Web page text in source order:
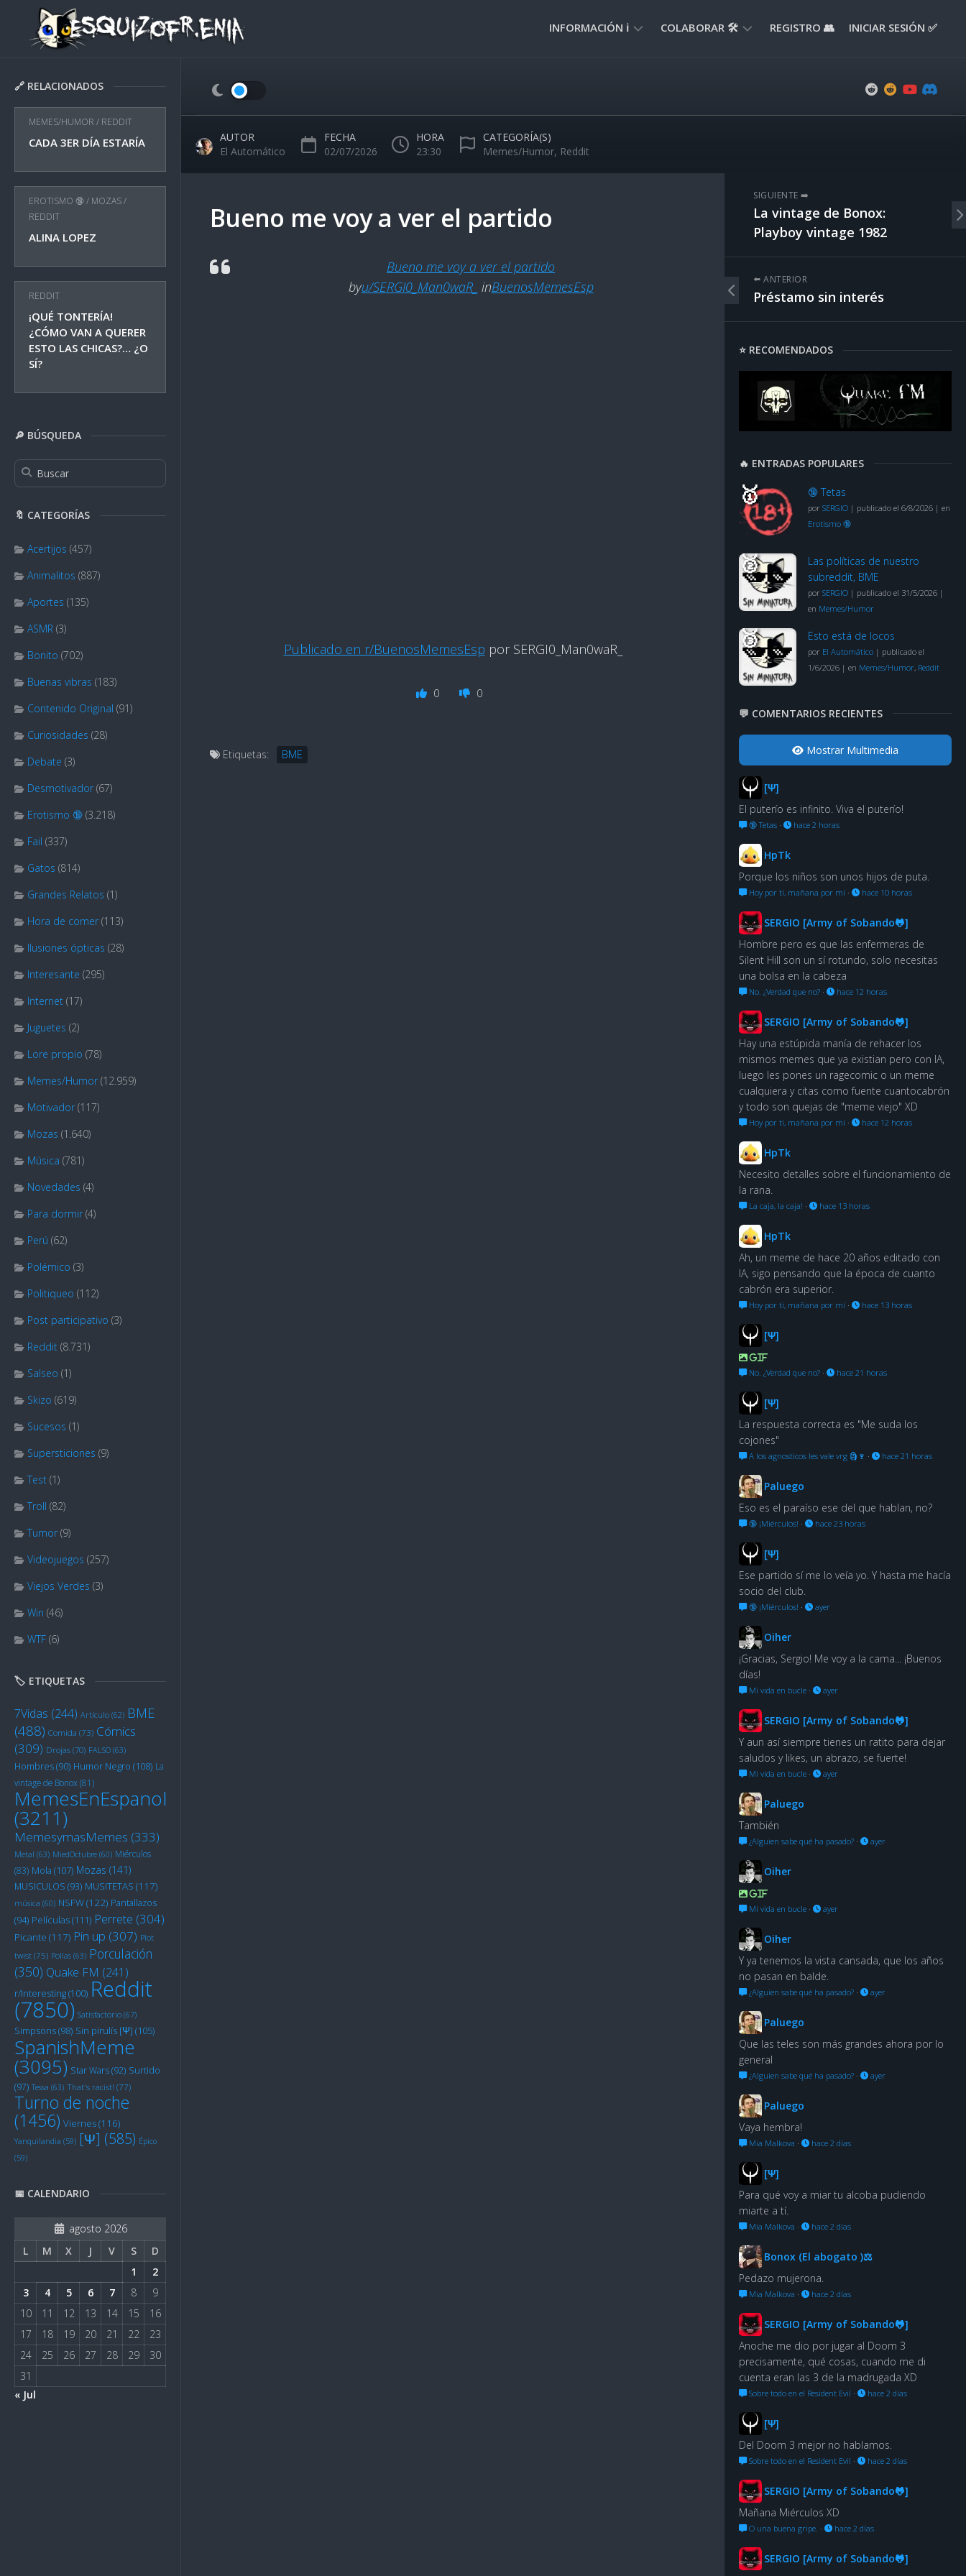
content
INFORMACIÓN ℹ️
NORMAS
USO
🚸
COLABORAR 🛠️ REGISTRO 👥 INICIAR SESIÓN ✅
🔗 RELACIONADOS
MEMES/HUMOR / REDDIT
CADA 3ER DÍA ESTARÍA
EROTISMO 🔞/ MOZAS/
REDDIT
ALINA LOPEZ
REDDIT
¡QUÉ TONTERÍA!
¿CÓMO VAN A QUERER
ESTO LAS CHICAS?… ¿O
SÍ?
🔎 BÚSQUEDA
🔖 CATEGORÍAS
Acertijos (457)
Animalitos (887)
Aportes (135)
ASMR (3)
Bonito (702)
Buenas vibras (183)
Contenido Original (91)
Curiosidades (28)
Debate (3)
Desmotivador (67)
Erotismo 🔞 (3.218)
Fail (337)
Gatos (814)
Grandes Relatos (1)
Hora de comer (113)
Ilusiones ópticas (28)
Interesante (295)
Internet (17)
Juguetes (2)
Lore propio (78)
Memes/Humor (12.959)
Motivador (117)
Mozas (1.640)
Música (781)
Novedades (4)
Para dormir (4)
Perú (62)
Polémico (3)
Politiqueo (112)
Post participativo (3)
Reddit (8.731)
Salseo (1)
Skizo (619)
Sucesos (1)
Supersticiones (9)
Test (1)
Troll (82)
Tumor (9)
Videojuegos (257)
Viejos Verdes (3)
Win (46)
WTF (6)
🏷️ ETIQUETAS
7Vidas (244) Artículo (62) BME
(488) Comida (73) Cómics
(309) Drojas (70) FALSO (63)
Hombres(90) Humor Negro (108) La
vintage de Bonox(81)
MemesEnEspanol
(3211)
MemesymasMemes (333)
Metal (63) MiedOctubre (60) Miérculos
(83) Mola (107) Mozas (141)
MUSICULOS (93) MUSITETAS (117)
música (60) NSFW(122) Pantallazos
(94) Películas(111) Perrete (304)
Picante (117) Pin up (307) Plot
twist (75) Pollas (63) Porculación
(350) Quake FM (241)
r/Interesting(100) Reddit
(7850) Satisfactorio (67)
Simpsons(98) Sin pirulís [Ψ] (105)
SpanishMeme
(3095) Star Wars(92) Surtido
(97) Tessa (63) That's racist! (77)
Turno de noche
(1456) Viernes(116)
Yanquilandia (59) [Ψ] (585) Épico
(59)
📅 CALENDARIO
agosto 2026
L
M X J V S
D
1
2
3
4 5 6 7 8
9
10
11 12 13 14 15
16
17
18 19 20 21 22
23
24
25 26 27 28 29
30
31
« Jul
AUTOR
El Automático
FECHA
02/07/2026
HORA
23:30
CATEGORÍA(S)
Memes/Humor, Reddit
Bueno me voy a ver el partido
Bueno me voy a ver el partido
byu/SERGI0_Man0waR_ inBuenosMemesEsp
Publicado en r/BuenosMemesEsp por SERGI0_Man0waR_
0 0
Etiquetas: BME
SIGUIENTE ➡️
La vintage de Bonox:
Playboy vintage 1982
⬅️ ANTERIOR
Préstamo sin interés
⭐ RECOMENDADOS
🔥 ENTRADAS POPULARES
🔞 Tetas
por SERGIO | publicado el 6/8/2026 | en
Erotismo 🔞
Las políticas de nuestro
subreddit, BME
por SERGIO | publicado el 31/5/2026 |
en Memes/Humor
Esto está de locos
por El Automático | publicado el
1/6/2026 | en Memes/Humor, Reddit
💬 COMENTARIOS RECIENTES
Mostrar Multimedia
[Ψ]
El puterío es infinito. Viva el puterío!
🔞 Tetas · hace 2 horas
HpTk
Porque los niños son unos hijos de puta.
Hoy por ti, mañana por mí · hace 10 horas
SERGIO [Army of Sobando🐸]
Hombre pero es que las enfermeras de
Silent Hill son un sí rotundo, solo necesitas
una bolsa en la cabeza
No. ¿Verdad que no? · hace 12 horas
SERGIO [Army of Sobando🐸]
Hay una estúpida manía de rehacer los
mismos memes que ya existian pero con IA,
luego les pones un ragecomic o un meme
cualquiera y citas como fuente cuantocabrón
y todo son quejas de "meme viejo" XD
Hoy por ti, mañana por mí · hace 12 horas
HpTk
Necesito detalles sobre el funcionamiento de
la rana.
La caja, la caja! · hace 13 horas
HpTk
Ah, un meme de hace 20 años editado con
IA, sigo pensando que la época de cuanto
cabrón era superior.
Hoy por ti, mañana por mí · hace 13 horas
[Ψ]
GIF
No. ¿Verdad que no? · hace 21 horas
[Ψ]
La respuesta correcta es "Me suda los
cojones"
A los agnosticos les vale vrg 🗿🍷 · hace 21 horas
Paluego
Eso es el paraíso ese del que hablan, no?
🔞 ¡Miérculos! · hace 23 horas
[Ψ]
Ese partido sí me lo veía yo. Y hasta me hacía
socio del club.
🔞 ¡Miérculos! · ayer
Oiher
¡Gracias, Sergio! Me voy a la cama... ¡Buenos
días!
Mi vida en bucle · ayer
SERGIO [Army of Sobando🐸]
Y aun así siempre tienes un ratito para dejar
saludos y likes, un abrazo, se fuerte!
Mi vida en bucle · ayer
Paluego
También
¿Alguien sabe qué ha pasado? · ayer
Oiher
GIF
Mi vida en bucle · ayer
Oiher
Y ya tenemos la vista cansada, que los años
no pasan en balde.
¿Alguien sabe qué ha pasado? · ayer
Paluego
Que las teles son más grandes ahora por lo
general
¿Alguien sabe qué ha pasado? · ayer
Paluego
Vaya hembra!
Mia Malkova · hace 2 días
[Ψ]
Para qué voy a miar tu alcoba pudiendo
miarte a tí.
Mia Malkova · hace 2 días
Bonox (El abogato )⚖
Pedazo mujerona.
Mia Malkova · hace 2 días
SERGIO [Army of Sobando🐸]
Anoche me dio por jugar al Doom 3
precisamente, qué cosas, cuando me di
cuenta eran las 3 de la madrugada XD
Sobre todo en el Resident Evil · hace 2 días
[Ψ]
Del Doom 3 mejor no hablamos.
Sobre todo en el Resident Evil · hace 2 días
SERGIO [Army of Sobando🐸]
Mañana Miérculos XD
O una buena gripe. · hace 2 días
SERGIO [Army of Sobando🐸]